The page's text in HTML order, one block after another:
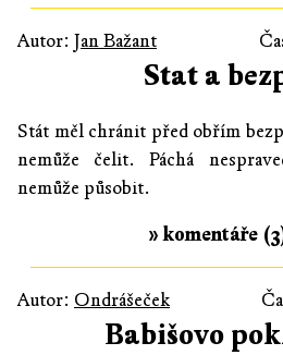
Autor: Jan Bažant
Stat a
Stát měl chránit před obřím
nemůže čelit. Páchá
nemůže působit.
» komentáře
Autor: Ondrášeček
Babišovo